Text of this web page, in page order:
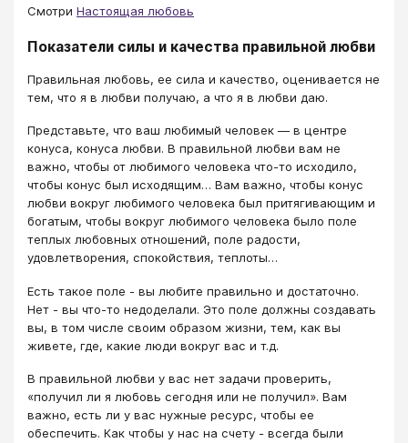
Смотри Настоящая любовь
Показатели силы и качества правильной любви
Правильная любовь, ее сила и качество, оценивается не
тем, что я в любви получаю, а что я в любви даю.
Представьте, что ваш любимый человек — в центре
конуса, конуса любви. В правильной любви вам не
важно, чтобы от любимого человека что-то исходило,
чтобы конус был исходящим… Вам важно, чтобы конус
любви вокруг любимого человека был притягивающим и
богатым, чтобы вокруг любимого человека было поле
теплых любовных отношений, поле радости,
удовлетворения, спокойствия, теплоты…
Есть такое поле - вы любите правильно и достаточно.
Нет - вы что-то недоделали. Это поле должны создавать
вы, в том числе своим образом жизни, тем, как вы
живете, где, какие люди вокруг вас и т.д.
В правильной любви у вас нет задачи проверить,
«получил ли я любовь сегодня или не получил». Вам
важно, есть ли у вас нужные ресурс, чтобы ее
обеспечить. Как чтобы у нас на счету - всегда были